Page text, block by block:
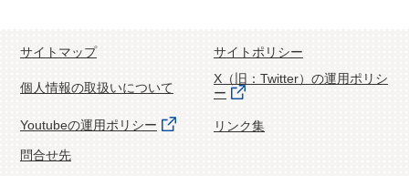
サイトマップ サイトポリシー
個人情報の取扱いについて
X（旧：Twitter）の運用ポリシ
ー
Youtubeの運用ポリシー
リンク集
問合せ先